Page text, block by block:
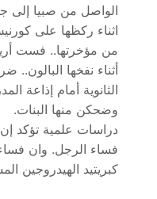
الواصل من صبيا إلى
اثناء ركظها على
من مؤخرتها.. فست
أثناء نفخها
الثانوية أمام إذاعة
وضحكن منها البنات.
دراسات علمية تؤكد
فساء الرجل. وان
كبريتيد الهيدروجين